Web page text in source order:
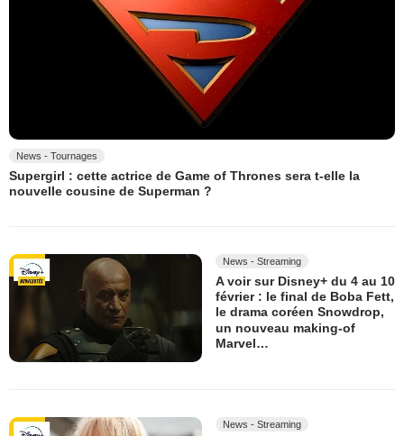
News - Tournages
Supergirl : cette actrice de Game of Thrones sera t-elle la
nouvelle cousine de Superman ?
News - Streaming
A voir sur Disney+ du 4 au 10
février : le final de Boba Fett,
le drama coréen Snowdrop,
un nouveau making-of
Marvel…
News - Streaming